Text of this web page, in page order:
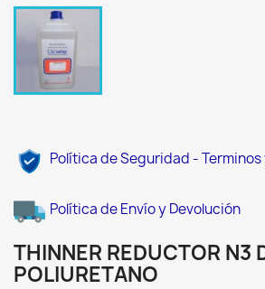
Política de Seguridad -
Política de Envío y Devolución
THINNER REDUCTOR N3
POLIURETANO